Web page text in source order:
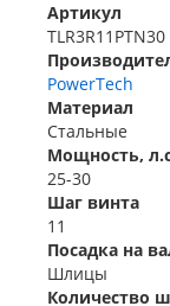
Артикул
TLR3R11PTN30
PowerTech
Материал
Стальные
Мощность,
25-30
Шаг винта
11
Посадка на
Шлицы
Количество